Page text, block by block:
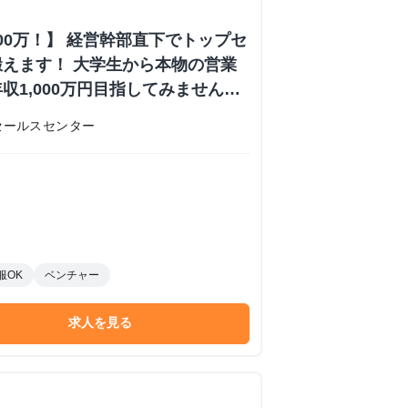
万！】 経営幹部直下でトップセ
ます！ 大学生から本物の営業
1,000万円目指してみません
ルスセンター
OK ベンチャー
求人を見る